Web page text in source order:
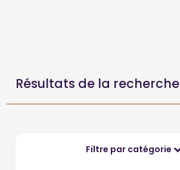
Résultats de la recherche
Filtre par catégorie